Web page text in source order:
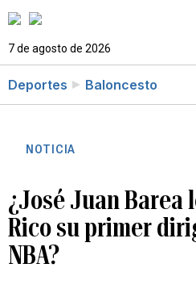
7 de agosto de 2026
Deportes Baloncesto
NOTICIA
¿José Juan Barea
Rico su primer
NBA?